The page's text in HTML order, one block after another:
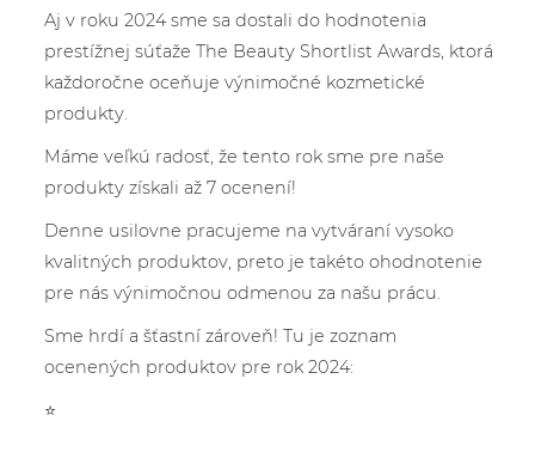
Aj v roku 2024 sme sa dostali do hodnotenia
prestížnej súťaže The Beauty Shortlist Awards, ktorá
každoročne oceňuje výnimočné kozmetické
produkty.
Máme veľkú radosť, že tento rok sme pre naše
produktyzískali až 7 ocenení!
Denne usilovne pracujeme na vytváraní vysoko
kvalitných produktov, preto je takéto ohodnotenie
pre nás výnimočnou odmenou za našu prácu.
Sme hrdí a šťastní zároveň! Tu je zoznam
ocenených produktov pre rok 2024:
⭐